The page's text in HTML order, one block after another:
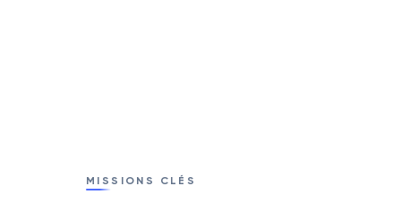
MISSIONS CLÉS